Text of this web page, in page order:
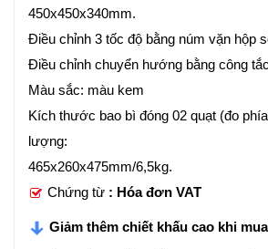
450x450x340mm.
Điều chỉnh 3 tốc độ bằng núm vặn hộp
Điều chỉnh chuyển hướng bằng công
Màu sắc: màu kem
Kích thước bao bì đóng 02 quạt (đo
lượng:
465x260x475mm/6,5kg.
Chứng từ : Hóa đơn VAT
Giảm thêm chiết khấu cao khi